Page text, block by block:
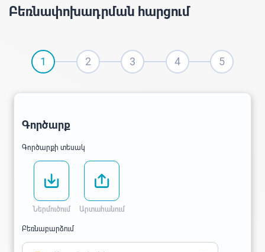
Բեռնափոխադրման հարցում
Գործարք
Գործարքի տեսակ
Ներմուծում Արտահանում
Բեռնաբարձում